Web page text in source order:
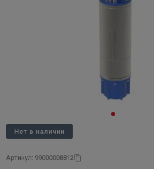
Нет в наличии
Артикул: 99000008812